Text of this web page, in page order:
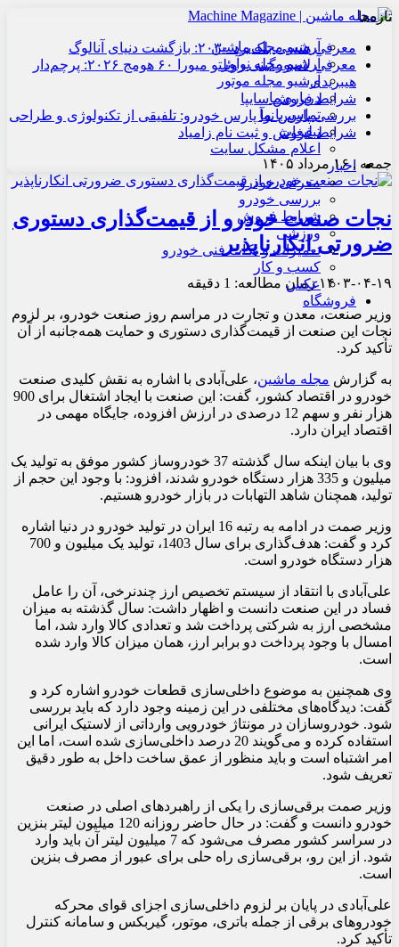
آرشیو مجله ماشین
آرشیو مجله نوآور
آرشیو مجله موتور
درباره ما
تماس با ما
تبلیغات
اعلام مشکل سایت
اخبار
معرفی خودرو
بررسی خودرو
شرایط فروش
ورزشی
تعمیرات و نکات فنی خودرو
کسب و کار
عکس
فروشگاه
تازه‌ها
معرفی هنسی بلک‌برد ۲۰۳۰: بازگشت دنیای آنالوگ
معرفی لامبورگینی روئلتو میورا ۶۰ هومج ۲۰۲۶: پرچم‌دار
هیبریدی
شرایط فروش سایپا
بررسی پارس نوآ پارس خودرو: تلفیقی از تکنولوژی و طراحی
شرایط فروش و ثبت نام زامیاد
جمعه , ۱۶ مرداد ۱۴۰۵
نجات صنعت خودرو از قیمت‌گذاری دستوری
ضرورتی انکارناپذیر
۱۴۰۳-۰۴-۱۹زمان مطالعه: 1 دقیقه
وزیر صنعت، معدن و تجارت در مراسم روز صنعت خودرو، بر لزوم
نجات این صنعت از قیمت‌گذاری دستوری و حمایت همه‌جانبه از آن
تأکید کرد.
به گزارش مجله ماشین، علی‌آبادی با اشاره به نقش کلیدی صنعت
خودرو در اقتصاد کشور، گفت: این صنعت با ایجاد اشتغال برای 900
هزار نفر و سهم 12 درصدی در ارزش افزوده، جایگاه مهمی در
اقتصاد ایران دارد.
وی با بیان اینکه سال گذشته 37 خودروساز کشور موفق به تولید یک
میلیون و 335 هزار دستگاه خودرو شدند، افزود: با وجود این حجم از
تولید، همچنان شاهد التهابات در بازار خودرو هستیم.
وزیر صمت در ادامه به رتبه 16 ایران در تولید خودرو در دنیا اشاره
کرد و گفت: هدف‌گذاری برای سال 1403، تولید یک میلیون و 700
هزار دستگاه خودرو است.
علی‌آبادی با انتقاد از سیستم تخصیص ارز چندنرخی، آن را عامل
فساد در این صنعت دانست و اظهار داشت: سال گذشته به میزان
مشخصی ارز به شرکتی پرداخت شد و تعدادی کالا وارد شد، اما
امسال با وجود پرداخت دو برابر ارز، همان میزان کالا وارد شده
است.
وی همچنین به موضوع داخلی‌سازی قطعات خودرو اشاره کرد و
گفت: دیدگاه‌های مختلفی در این زمینه وجود دارد که باید بررسی
شود. خودروسازان در مونتاژ خودرویی وارداتی از لاستیک ایرانی
استفاده کرده و می‌گویند 20 درصد داخلی‌سازی شده است، اما این
امر اشتباه است و باید منظور از عمق ساخت داخل به طور دقیق
تعریف شود.
وزیر صمت برقی‌سازی را یکی از راهبردهای اصلی در صنعت
خودرو دانست و گفت: در حال حاضر روزانه 120 میلیون لیتر بنزین
در سراسر کشور مصرف می‌شود که 7 میلیون لیتر آن باید وارد
شود. از این رو، برقی‌سازی راه حلی برای عبور از مصرف بنزین
است.
علی‌آبادی در پایان بر لزوم داخلی‌سازی اجزای قوای محرکه
خودروهای برقی از جمله باتری، موتور، گیربکس و سامانه کنترل
تأکید کرد.